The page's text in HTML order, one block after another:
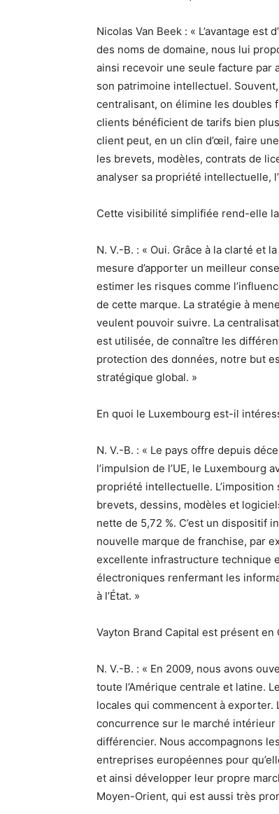
Nicolas Van Beek : « L’avantage
des noms de domaine, nous lui
ainsi recevoir une seule facture par
son patrimoine intellectuel.
centralisant, on élimine les doubles
clients bénéficient de tarifs bien
client peut, en un clin d’œil, faire
les brevets, modèles, contrats de
analyser sa propriété intellectuelle,
Cette visibilité simplifiée rend-elle
N. V.-B. : « Oui. Grâce à la clarté et
mesure d’apporter un meilleur
estimer les risques comme
de cette marque. La stratégie à
veulent pouvoir suivre. La
est utilisée, de connaître les
protection des données, notre but
stratégique global. »
En quoi le Luxembourg est-il
N. V.-B. : « Le pays offre depuis
l’impulsion de l’UE, le Luxembourg
propriété intellectuelle.
brevets, dessins, modèles et
nette de 5,72 %. C’est un dispositif
nouvelle marque de franchise, par
excellente infrastructure technique
électroniques renfermant les
à l’État. »
Vayton Brand Capital est présent en
N. V.-B. : « En 2009, nous avons
toute l’Amérique centrale et latine.
locales qui commencent à
concurrence sur le marché
différencier. Nous accompagnons
entreprises européennes pour
et ainsi développer leur propre
Moyen-Orient, qui est aussi très